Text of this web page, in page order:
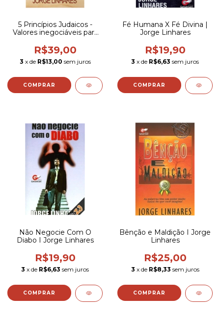
5 Princípios Judaicos -
Valores inegociáveis para
Jorge Linhares
R$39,00
3 x de R$13,00 sem juros
Fé Humana X Fé Divina |
Jorge Linhares
R$19,90
3 x de R$6,63 sem juros
Não Negocie Com O
Diabo I Jorge Linhares
R$19,90
3 x de R$6,63 sem juros
Bênção e Maldição I Jorge
Linhares
R$25,00
3 x de R$8,33 sem juros